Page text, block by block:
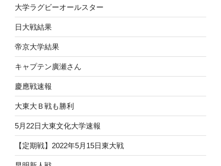
大学ラグビーオールスター
日大戦結果
帝京大学結果
キャプテン廣瀬さん
慶應戦速報
大東大Ｂ戦も勝利
5月22日大東文化大学速報
【定期戦】2022年5月15日東大戦